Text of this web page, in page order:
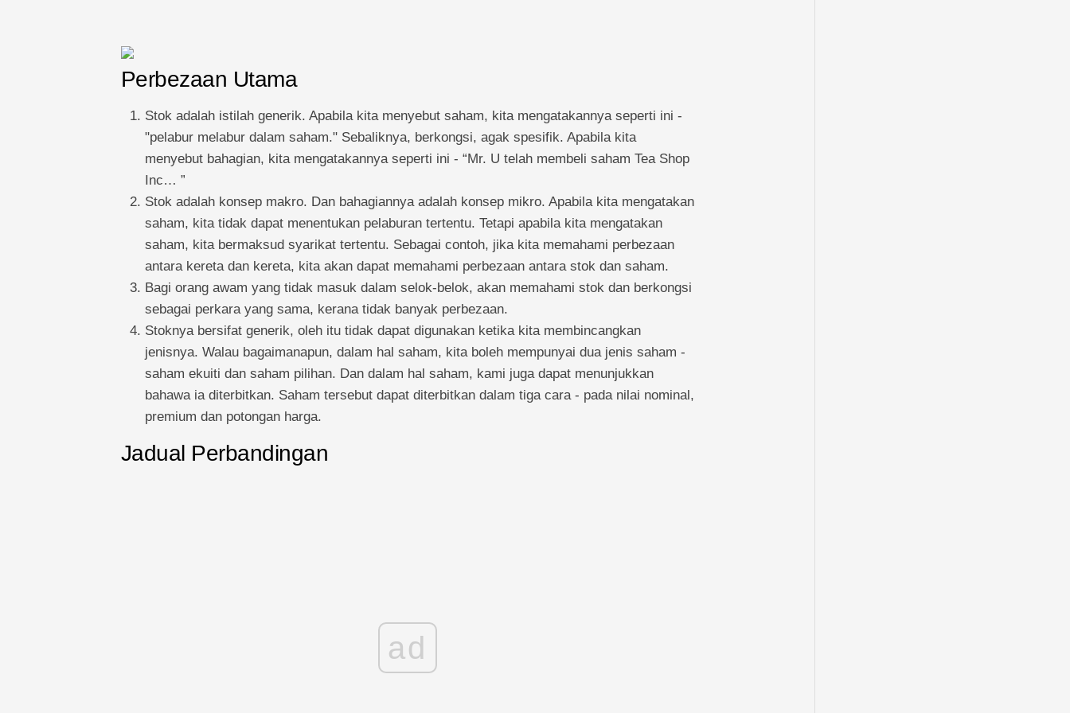
Perbezaan Utama
Stok adalah istilah generik. Apabila kita menyebut saham, kita mengatakannya seperti ini -
"pelabur melabur dalam saham." Sebaliknya, berkongsi, agak spesifik. Apabila kita
menyebut bahagian, kita mengatakannya seperti ini - “Mr. U telah membeli saham Tea Shop
Inc… ”
Stok adalah konsep makro. Dan bahagiannya adalah konsep mikro. Apabila kita mengatakan
saham, kita tidak dapat menentukan pelaburan tertentu. Tetapi apabila kita mengatakan
saham, kita bermaksud syarikat tertentu. Sebagai contoh, jika kita memahami perbezaan
antara kereta dan kereta, kita akan dapat memahami perbezaan antara stok dan saham.
Bagi orang awam yang tidak masuk dalam selok-belok, akan memahami stok dan berkongsi
sebagai perkara yang sama, kerana tidak banyak perbezaan.
Stoknya bersifat generik, oleh itu tidak dapat digunakan ketika kita membincangkan
jenisnya. Walau bagaimanapun, dalam hal saham, kita boleh mempunyai dua jenis saham -
saham ekuiti dan saham pilihan. Dan dalam hal saham, kami juga dapat menunjukkan
bahawa ia diterbitkan. Saham tersebut dapat diterbitkan dalam tiga cara - pada nilai nominal,
premium dan potongan harga.
Jadual Perbandingan
ad